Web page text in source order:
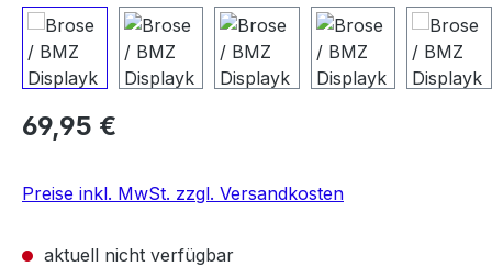
Regulärer Preis:
69,95 €
Preise inkl. MwSt. zzgl. Versandkosten
aktuell nicht verfügbar